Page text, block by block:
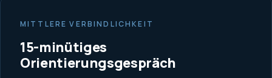
MITTLERE VERBINDLICHKEIT
15-minütiges
Orientierungsgespräch